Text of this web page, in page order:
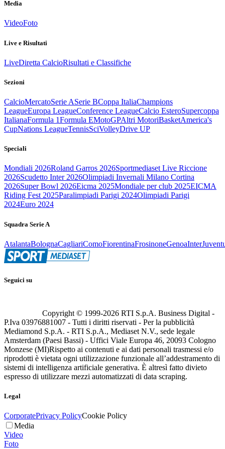
Media
VideoFoto
Live e Risultati
LiveDiretta CalcioRisultati e Classifiche
Sezioni
CalcioMercatoSerie ASerie BCoppa ItaliaChampions
LeagueEuropa LeagueConference LeagueCalcio EsteroSupercoppa
ItalianaFormula 1Formula EMotoGPAltri MotoriBasketAmerica's
CupNations LeagueTennisSciVolleyDrive UP
Speciali
Mondiali 2026Roland Garros 2026Sportmediaset Live Riccione
2026Scudetto Inter 2026Olimpiadi Invernali Milano Cortina
2026Super Bowl 2026Eicma 2025Mondiale per club 2025EICMA
Riding Fest 2025Paralimpiadi Parigi 2024Olimpiadi Parigi
2024Euro 2024
Squadra Serie A
AtalantaBolognaCagliariComoFiorentinaFrosinoneGenoaInter
Seguici su
Copyright © 1999-2026 RTI S.p.A. Business Digital -
P.Iva 03976881007 - Tutti i diritti riservati - Per la pubblicità
Mediamond S.p.A. - RTI S.p.A., Mediaset N.V., sede legale
Amsterdam (Paesi Bassi) - Uffici Viale Europa 46, 20093 Cologno
Monzese (MI)Rispetto ai contenuti e ai dati personali trasmessi e/o
riprodotti è vietata ogni utilizzazione funzionale all’addestramento di
sistemi di intelligenza artificiale generativa. È altresì fatto divieto
espresso di utilizzare mezzi automatizzati di data scraping.
Legal
CorporatePrivacy PolicyCookie Policy
Media
Video
Foto